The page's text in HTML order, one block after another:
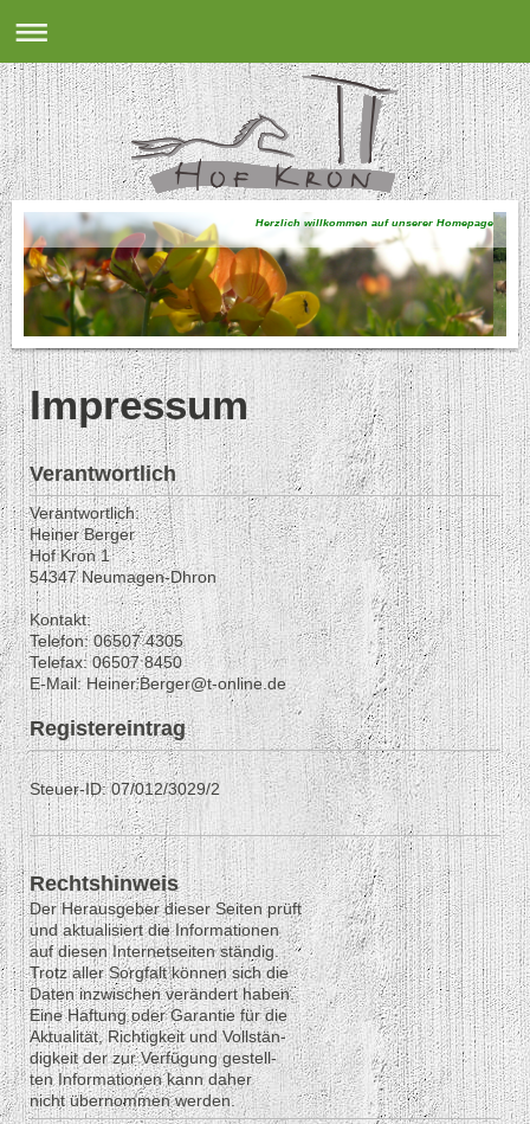
Herzlich willkommen auf unserer Homepage
Impressum
Verantwortlich
Verantwortlich:
Heiner Berger
Hof Kron 1
54347 Neumagen-Dhron
Kontakt:
Telefon: 06507 4305
Telefax: 06507 8450
E-Mail: Heiner.Berger@t-online.de
Registereintrag
Steuer-ID: 07/012/3029/2
Rechtshinweis
Der Herausgeber dieser Seiten prüft
und aktualisiert die Informationen
auf diesen Internetseiten ständig.
Trotz aller Sorgfalt können sich die
Daten inzwischen verändert haben.
Eine Haftung oder Garantie für die
Aktualität, Richtigkeit und Vollstän-
digkeit der zur Verfügung gestell-
ten Informationen kann daher
nicht übernommen werden.